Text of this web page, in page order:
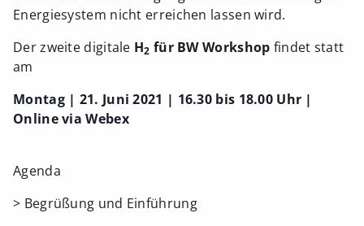
Energiesystem nicht erreichen lassen wird.
Der zweite digitale H2 für BW Workshop findet statt
am
Montag | 21. Juni 2021 | 16.30 bis 18.00 Uhr |
Online via Webex
Agenda
> Begrüßung und Einführung